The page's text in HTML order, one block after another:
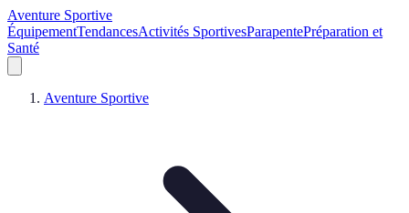
Aventure Sportive
ÉquipementTendancesActivités SportivesParapentePréparation et
Santé
Aventure Sportive